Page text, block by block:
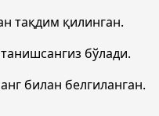
тақдим қилинган.
бўлади.
билан белгиланган.